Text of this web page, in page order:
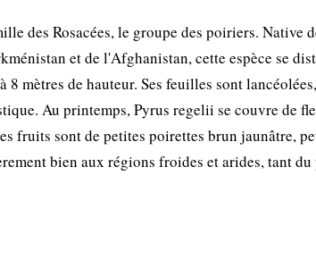
des Rosacées, le groupe des poiriers. Native
et de l'Afghanistan, cette espèce se
mètres de hauteur. Ses feuilles sont lancéolées,
Au printemps, Pyrus regelii se couvre de
fruits sont de petites poirettes brun jaunâtre,
bien aux régions froides et arides, tant